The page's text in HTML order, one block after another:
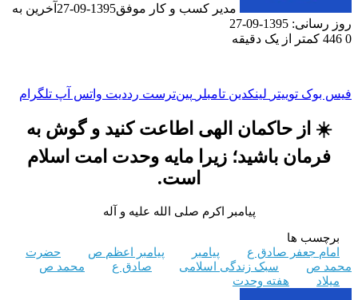
مدیر کسب و کار موفق1395-09-27
آخرین به
روز رسانی: 1395-09-27
0
کمتر از یک دقیقه
فیس بوک توییتر لینکدین ‫تامبلر ‫پین‌ترست ‫رددیت واتس آپ تلگرام
☀️ از حاکمان الهی اطاعت کنید و گوش به
فرمان باشید؛ زیرا مایه وحدت امت اسلام
است.
پیامبر اکرم صلی الله علیه و آله
برچسب ها
امام جعفر صادق ع
پیامبر پیامبر اعظم ص
حضرت
محمد ص
سبک زندگی اسلامی صادق ع
محمد ص
میلاد
هفته وحدت